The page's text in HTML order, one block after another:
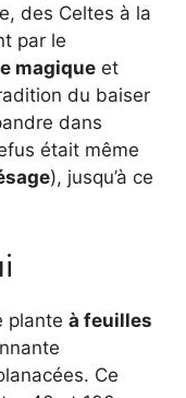
des Celtes à la
par le
magique et
du baiser
dans
était même
), jusqu’à ce
plante à feuilles
Ce